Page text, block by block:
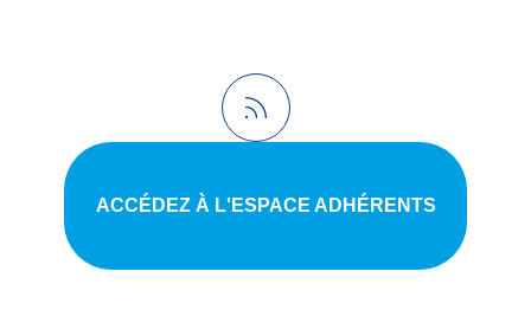
ACCÉDEZ À L'ESPACE ADHÉRENTS